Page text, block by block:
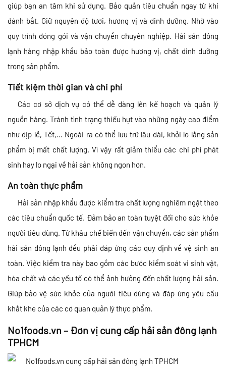
giúp bạn an tâm khi sử dụng. Bảo quản tiêu chuẩn ngay từ khi
đánh bắt. Giữ nguyên độ tươi, hương vị và dinh dưỡng. Nhờ vào
quy trình đóng gói và vận chuyển chuyên nghiệp. Hải sản đông
lạnh hàng nhập khẩu bảo toàn được hương vị, chất dinh dưỡng
trong sản phẩm.
Tiết kiệm thời gian và chi phí
Các cơ sở dịch vụ có thể dễ dàng lên kế hoạch và quản lý
nguồn hàng. Tránh tình trạng thiếu hụt vào những ngày cao điểm
như dịp lễ, Tết,… Ngoài ra có thể lưu trữ lâu dài, khỏi lo lắng sản
phẩm bị mất chất lượng. Vì vậy rất giảm thiểu các chi phí phát
sinh hay lo ngại về hải sản không ngon hơn.
An toàn thực phẩm
Hải sản nhập khẩu được kiểm tra chất lượng nghiêm ngặt theo
các tiêu chuẩn quốc tế. Đảm bảo an toàn tuyệt đối cho sức khỏe
người tiêu dùng. Từ khâu chế biến đến vận chuyển, các sản phẩm
hải sản đông lạnh đều phải đáp ứng các quy định về vệ sinh an
toàn. Việc kiểm tra này bao gồm các bước kiểm soát vi sinh vật,
hóa chất và các yếu tố có thể ảnh hưởng đến chất lượng hải sản.
Giúp bảo vệ sức khỏe của người tiêu dùng và đáp ứng yêu cầu
khắt khe của các cơ quan quản lý thực phẩm.
No1foods.vn – Đơn vị cung cấp hải sản đông lạnh
TPHCM